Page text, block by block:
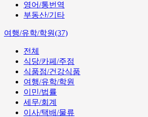
영어/통번역
부동산/기타
여행/유학/학원(37)
전체
식당/카페/주점
식품점/건강식품
여행/유학/학원
이민/법률
세무/회계
이사/택배/물류